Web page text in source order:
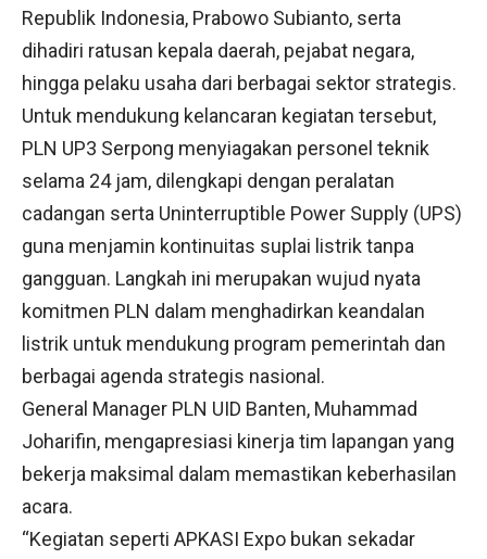
Republik Indonesia, Prabowo Subianto, serta
dihadiri ratusan kepala daerah, pejabat negara,
hingga pelaku usaha dari berbagai sektor strategis.
Untuk mendukung kelancaran kegiatan tersebut,
PLN UP3 Serpong menyiagakan personel teknik
selama 24 jam, dilengkapi dengan peralatan
cadangan serta Uninterruptible Power Supply (UPS)
guna menjamin kontinuitas suplai listrik tanpa
gangguan. Langkah ini merupakan wujud nyata
komitmen PLN dalam menghadirkan keandalan
listrik untuk mendukung program pemerintah dan
berbagai agenda strategis nasional.
General Manager PLN UID Banten, Muhammad
Joharifin, mengapresiasi kinerja tim lapangan yang
bekerja maksimal dalam memastikan keberhasilan
acara.
“Kegiatan seperti APKASI Expo bukan sekadar